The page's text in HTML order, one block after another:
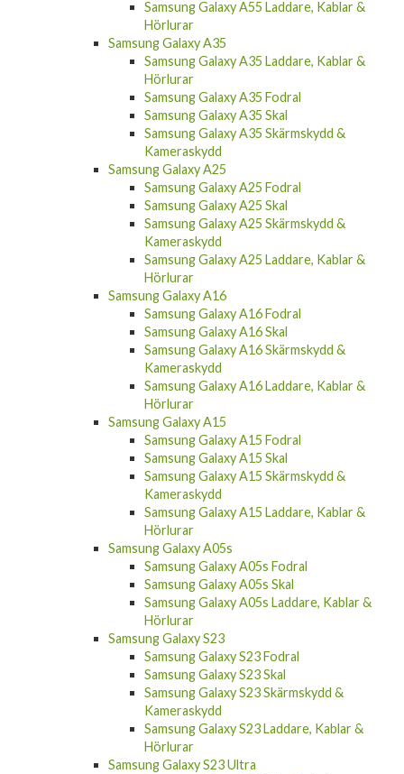
Samsung Galaxy A55 Laddare, Kablar &
Hörlurar
Samsung Galaxy A35
Samsung Galaxy A35 Laddare, Kablar &
Hörlurar
Samsung Galaxy A35 Fodral
Samsung Galaxy A35 Skal
Samsung Galaxy A35 Skärmskydd &
Kameraskydd
Samsung Galaxy A25
Samsung Galaxy A25 Fodral
Samsung Galaxy A25 Skal
Samsung Galaxy A25 Skärmskydd &
Kameraskydd
Samsung Galaxy A25 Laddare, Kablar &
Hörlurar
Samsung Galaxy A16
Samsung Galaxy A16 Fodral
Samsung Galaxy A16 Skal
Samsung Galaxy A16 Skärmskydd &
Kameraskydd
Samsung Galaxy A16 Laddare, Kablar &
Hörlurar
Samsung Galaxy A15
Samsung Galaxy A15 Fodral
Samsung Galaxy A15 Skal
Samsung Galaxy A15 Skärmskydd &
Kameraskydd
Samsung Galaxy A15 Laddare, Kablar &
Hörlurar
Samsung Galaxy A05s
Samsung Galaxy A05s Fodral
Samsung Galaxy A05s Skal
Samsung Galaxy A05s Laddare, Kablar &
Hörlurar
Samsung Galaxy S23
Samsung Galaxy S23 Fodral
Samsung Galaxy S23 Skal
Samsung Galaxy S23 Skärmskydd &
Kameraskydd
Samsung Galaxy S23 Laddare, Kablar &
Hörlurar
Samsung Galaxy S23 Ultra